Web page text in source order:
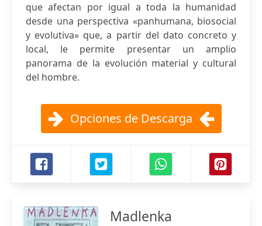
que afectan por igual a toda la humanidad
desde una perspectiva «panhumana, biosocial
y evolutiva» que, a partir del dato concreto y
local, le permite presentar un amplio
panorama de la evolución material y cultural
del hombre.
Opciones de Descarga
Madlenka